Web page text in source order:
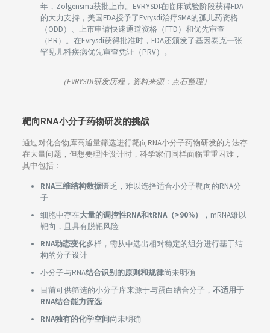
年，Zolgensma获批上市。EVRYSDI在临床试验阶段获得FDA
的大力支持，美国FDA授予了Evrysdi治疗SMA的孤儿药资格
（ODD）、上市申请快速通道资格（FTD）和优先审查
（PR）。在Evrysdi获得批准时，FDA还颁发了基因泰克一张
罕见儿科疾病优先审查凭证（PRV）。
（EVRYSDI研发历程，资料来源：点石整理）
靶向RNA小分子药物研发的挑战
通过对化合物库高通量筛选进行靶向RNA小分子药物研发的方法存
在大量问题，但想要理性设计时，科学家们同样面临重重困难，
其中包括：
RNA三维结构数据匮乏，难以选择适合小分子靶向的RNA分
子
细胞中存在大量的调控性RNA和tRNA（>90%）
，mRNA难以
靶向，且具有脱靶风险
RNA动态变化多样，需从中选出相对稳定的组分进行基于结
构的分子设计
小分子与RNA结合识别的原则和规律尚未明确
目前可供筛选的小分子库来源于与蛋白结合分子， 不适用于
RNA结合能力筛选
RNA独有的化学空间尚未明确